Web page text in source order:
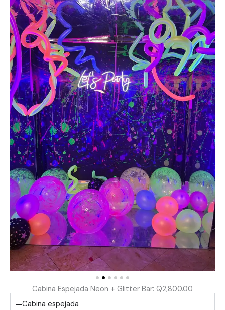
Cabina Espejada Neon + Glitter Bar: Q2,800.00
Cabina espejada